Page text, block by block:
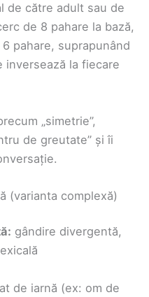
de către adult sau de
de 8 pahare la bază,
pahare, suprapunând
inversează la fiecare
„simetrie”,
de greutate” și îi
(varianta complexă)
gândire divergentă,
de iarnă (ex: om de